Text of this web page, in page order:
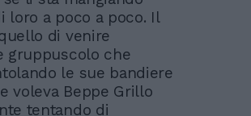
loro a poco a poco. Il
di venire
gruppuscolo che
le sue bandiere
voleva Beppe Grillo
tentando di